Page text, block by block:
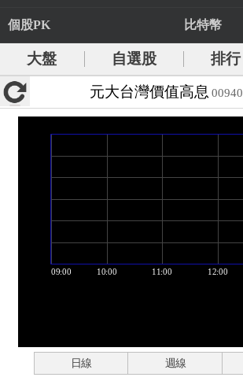
個股PK 比特幣
大盤 自選股 排行
元大台灣價值高息 00940
日線 週線